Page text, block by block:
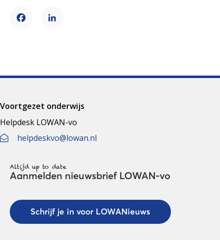
FacebookLinkedIn
Voortgezet onderwijs
Helpdesk LOWAN-vo
helpdeskvo@lowan.nl
Altijd up to date
Aanmelden nieuwsbrief LOWAN-vo
Schrijf je in voor LOWANieuws